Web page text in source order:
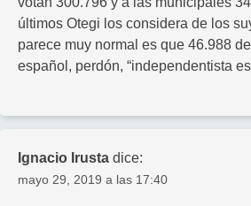
últimos Otegi los considera de los
parece muy normal es que 46.988
español, perdón, “independentista
Ignacio Irusta dice:
mayo 29, 2019 a las 17:40